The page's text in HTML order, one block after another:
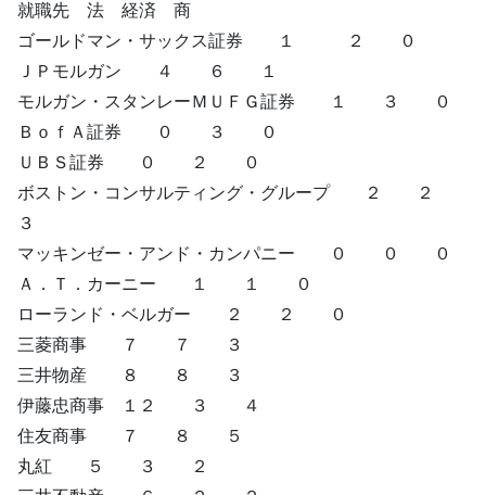
就職先 法 経済 商
ゴールドマン・サックス証券 １ ２ ０
ＪＰモルガン ４ ６ １
モルガン・スタンレーＭＵＦＧ証券 １ ３ ０
ＢｏｆＡ証券 ０ ３ ０
ＵＢＳ証券 ０ ２ ０
ボストン・コンサルティング・グループ ２ ２
３
マッキンゼー・アンド・カンパニー ０ ０ ０
Ａ．Ｔ．カーニー １ １ ０
ローランド・ベルガー ２ ２ ０
三菱商事 ７ ７ ３
三井物産 ８ ８ ３
伊藤忠商事 １２ ３ ４
住友商事 ７ ８ ５
丸紅 ５ ３ ２